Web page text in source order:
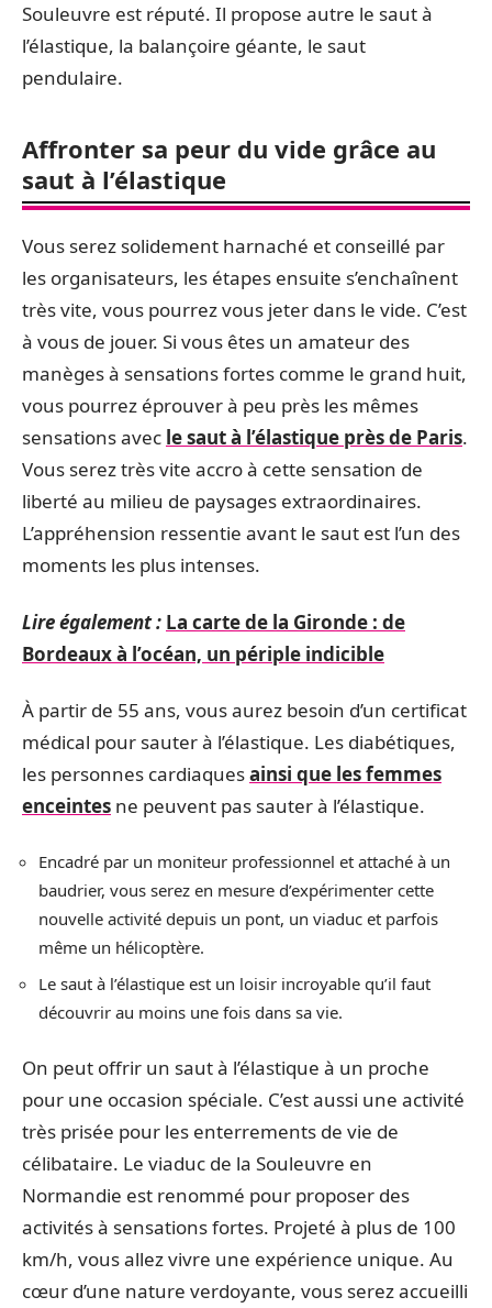
Souleuvre est réputé. Il propose autre le saut à
l’élastique, la balançoire géante, le saut
pendulaire.
Affronter sa peur du vide grâce au
saut à l’élastique
Vous serez solidement harnaché et conseillé par
les organisateurs, les étapes ensuite s’enchaînent
très vite, vous pourrez vous jeter dans le vide. C’est
à vous de jouer. Si vous êtes un amateur des
manèges à sensations fortes comme le grand huit,
vous pourrez éprouver à peu près les mêmes
sensations avec le saut à l’élastique près de Paris.
Vous serez très vite accro à cette sensation de
liberté au milieu de paysages extraordinaires.
L’appréhension ressentie avant le saut est l’un des
moments les plus intenses.
Lire également : La carte de la Gironde : de
Bordeaux à l’océan, un périple indicible
À partir de 55 ans, vous aurez besoin d’un certificat
médical pour sauter à l’élastique. Les diabétiques,
les personnes cardiaquesainsi que les femmes
enceintes ne peuvent pas sauter à l’élastique.
Encadré par un moniteur professionnel et attaché à un
baudrier, vous serez en mesure d’expérimenter cette
nouvelle activité depuis un pont, un viaduc et parfois
même un hélicoptère.
Le saut à l’élastique est un loisir incroyable qu’il faut
découvrir au moins une fois dans sa vie.
On peut offrir un saut à l’élastique à un proche
pour une occasion spéciale. C’est aussi une activité
très prisée pour les enterrements de vie de
célibataire. Le viaduc de la Souleuvre en
Normandie est renommé pour proposer des
activités à sensations fortes. Projeté à plus de 100
km/h, vous allez vivre une expérience unique. Au
cœur d’une nature verdoyante, vous serez accueilli